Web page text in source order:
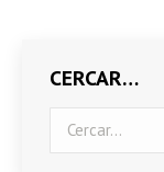
CERCAR…